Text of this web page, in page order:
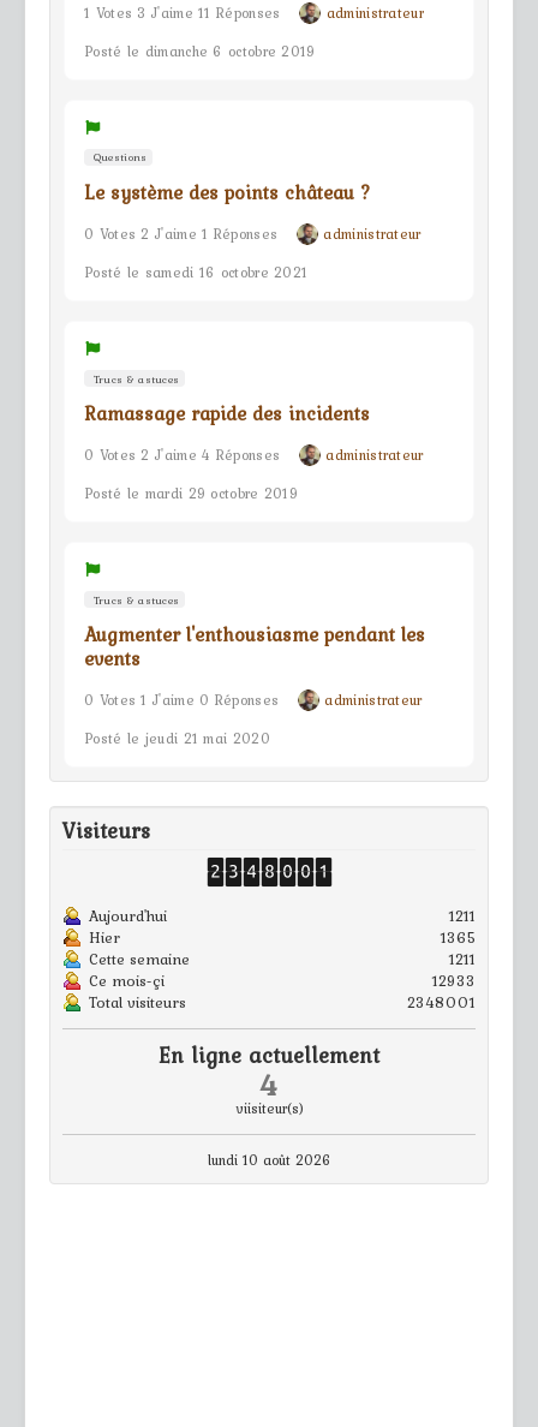
1 Votes 3 J'aime 11 Réponses
administrateur
Posté le dimanche 6 octobre 2019
Questions
Le système des points château ?
0 Votes 2 J'aime 1 Réponses
administrateur
Posté le samedi 16 octobre 2021
Trucs & astuces
Ramassage rapide des incidents
0 Votes 2 J'aime 4 Réponses
administrateur
Posté le mardi 29 octobre 2019
Trucs & astuces
Augmenter l'enthousiasme pendant les
events
0 Votes 1 J'aime 0 Réponses
administrateur
Posté le jeudi 21 mai 2020
Visiteurs
Aujourd'hui
1211
Hier
1365
Cette semaine
1211
Ce mois-çi
12933
Total visiteurs
2348001
En ligne actuellement
4
viisiteur(s)
lundi 10 août 2026